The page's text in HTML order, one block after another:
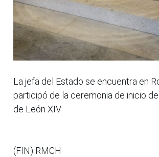
La jefa del Estado se encuentra en
participó de la ceremonia de inicio
de León XIV.
(FIN) RMCH